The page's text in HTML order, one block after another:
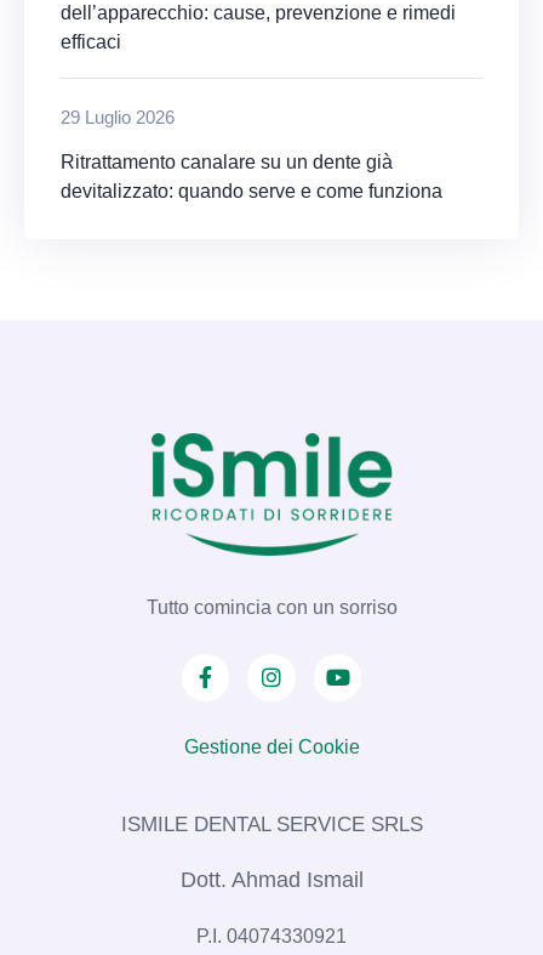
dell’apparecchio: cause, prevenzione e rimedi
efficaci
29 Luglio 2026
Ritrattamento canalare su un dente già
devitalizzato: quando serve e come funziona
Tutto comincia con un sorriso
Gestione dei Cookie
ISMILE DENTAL SERVICE SRLS​
Dott. Ahmad Ismail
P.I. 04074330921